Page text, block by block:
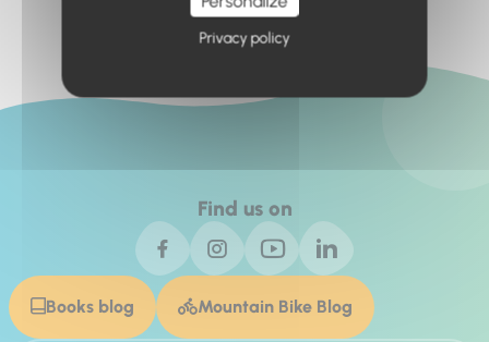
Find us on
Books blog Mountain Bike Blog
Privacy policy